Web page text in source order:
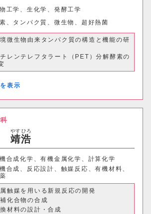
工学、生化学、発酵工学
、タンパク質、微生物、超好熱菌
微生物由来タンパク質の構造と機能の研
レンテレフタラート（PET）分解酵素の
ロテアーゼの産業利用 など
靖
やす
浩
ひろ
合成化学、有機金属化学、計算化学
合成、反応設計、触媒反応、有機材料、
触媒を用いる新規反応の開発
化合物の合成
材料の設計・合成